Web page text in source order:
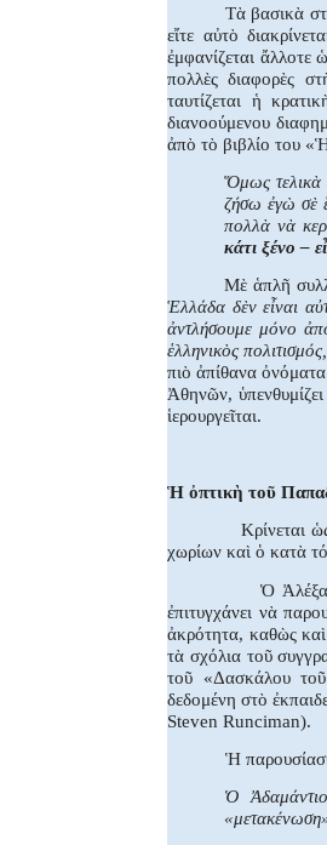
Τὰ βασικὰ
εἴτε αὐτὸ
ἐμφανίζεται ἄλλοτε
πολλὲς διαφορὲς
ταυτίζεται ἡ
διανοούμενου
ἀπὸ τὸ βιβλίο του
Ὅμως τελικὰ
ζήσω ἐγὼ σὲ
πολλὰ νὰ
κάτι ξένο –
Μὲ ἁπλῆ
Ἑλλάδα δὲν εἶναι
ἀντλήσουμε μόνο
ἑλληνικὸς
πιὸ ἀπίθανα
Ἀθηνῶν,
ἱερουργεῖται.
Ἡ ὀπτικὴ τοῦ
Κρίνεται
χωρίων καὶ ὁ κατὰ
Ὁ
ἐπιτυγχάνει νὰ
ἀκρότητα, καθὼς
τὰ σχόλια τοῦ
τοῦ «Δασκάλου
δεδομένη στὸ
Steven Runciman).
Ἡ
Ὁ